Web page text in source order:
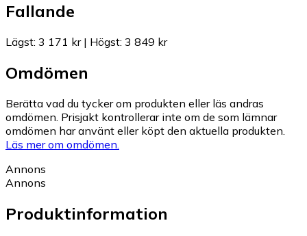
Fallande
Lägst: 3 171 kr| Högst: 3 849 kr
Omdömen
Berätta vad du tycker om produkten eller läs andras
omdömen. Prisjakt kontrollerar inte om de som lämnar
omdömen har använt eller köpt den aktuella produkten.
Läs mer om omdömen.
Annons
Annons
Produktinformation